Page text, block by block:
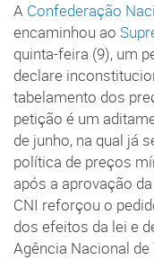
A Confederação
encaminhou ao
quinta-feira (9), um
declare
tabelamento dos
petição é um
de junho, na qual já
política de preços
após a aprovação
CNI reforçou o
dos efeitos da lei e
Agência Nacional